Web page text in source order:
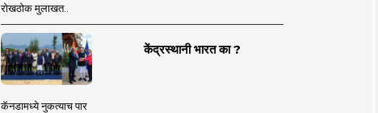
रोखठोक मुलाखत..
केंद्रस्थानी भारत का ?
कॅनडामध्ये नुकत्याच पार